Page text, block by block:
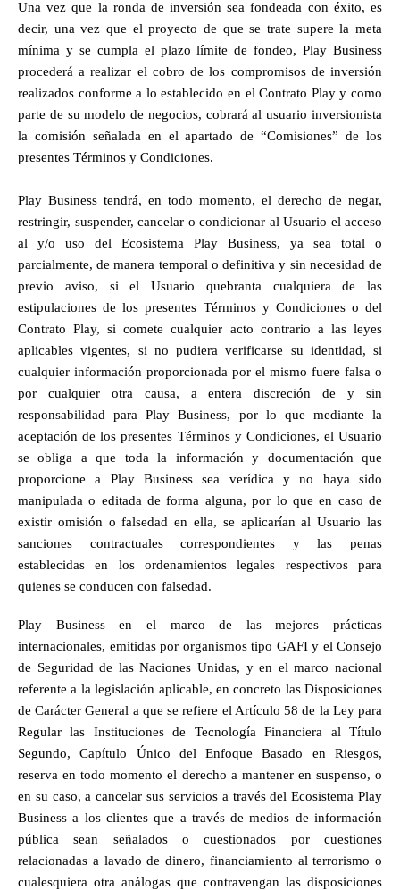
Una vez que la ronda de inversión sea fondeada con éxito, es
decir, una vez que el proyecto de que se trate supere la meta
mínima y se cumpla el plazo límite de fondeo, Play Business
procederá a realizar el cobro de los compromisos de inversión
realizados conforme a lo establecido en el Contrato Play y como
parte de su modelo de negocios, cobrará al usuario inversionista
la comisión señalada en el apartado de “Comisiones” de los
presentes Términos y Condiciones.
Play Business tendrá, en todo momento, el derecho de negar,
restringir, suspender, cancelar o condicionar al Usuario el acceso
al y/o uso del Ecosistema Play Business, ya sea total o
parcialmente, de manera temporal o definitiva y sin necesidad de
previo aviso, si el Usuario quebranta cualquiera de las
estipulaciones de los presentes Términos y Condiciones o del
Contrato Play, si comete cualquier acto contrario a las leyes
aplicables vigentes, si no pudiera verificarse su identidad, si
cualquier información proporcionada por el mismo fuere falsa o
por cualquier otra causa, a entera discreción de y sin
responsabilidad para Play Business, por lo que mediante la
aceptación de los presentes Términos y Condiciones, el Usuario
se obliga a que toda la información y documentación que
proporcione a Play Business sea verídica y no haya sido
manipulada o editada de forma alguna, por lo que en caso de
existir omisión o falsedad en ella, se aplicarían al Usuario las
sanciones contractuales correspondientes y las penas
establecidas en los ordenamientos legales respectivos para
quienes se conducen con falsedad.
Play Business en el marco de las mejores prácticas
internacionales, emitidas por organismos tipo GAFI y el Consejo
de Seguridad de las Naciones Unidas, y en el marco nacional
referente a la legislación aplicable, en concreto las Disposiciones
de Carácter General a que se refiere el Artículo 58 de la Ley para
Regular las Instituciones de Tecnología Financiera al Título
Segundo, Capítulo Único del Enfoque Basado en Riesgos,
reserva en todo momento el derecho a mantener en suspenso, o
en su caso, a cancelar sus servicios a través del Ecosistema Play
Business a los clientes que a través de medios de información
pública sean señalados o cuestionados por cuestiones
relacionadas a lavado de dinero, financiamiento al terrorismo o
cualesquiera otra análogas que contravengan las disposiciones